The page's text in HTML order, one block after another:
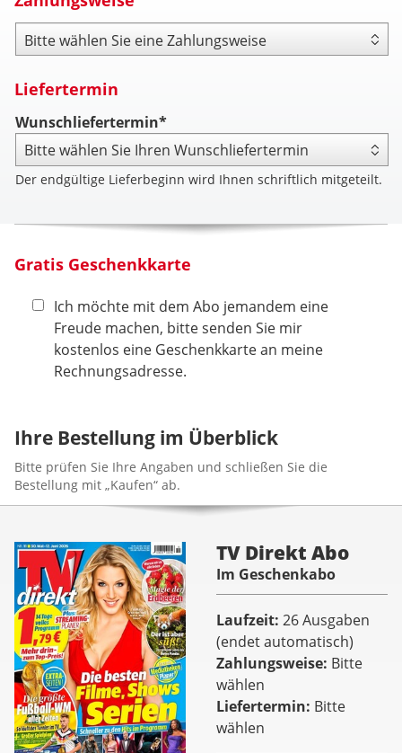
Zahlungsweise
Liefertermin
Wunschliefertermin*
Der endgültige Lieferbeginn wird Ihnen schriftlich mitgeteilt.
Gratis Geschenkkarte
Ich möchte mit dem Abo jemandem eine
Freude machen, bitte senden Sie mir
kostenlos eine Geschenkkarte an meine
Rechnungsadresse.
Ihre Bestellung im Überblick
Bitte prüfen Sie Ihre Angaben und schließen Sie die
Bestellung mit „Kaufen“ ab.
TV Direkt Abo
Im Geschenkabo
Laufzeit 26 Ausgaben
(endet automatisch)
Zahlungsweise Bitte
wählen
Liefertermin Bitte
wählen